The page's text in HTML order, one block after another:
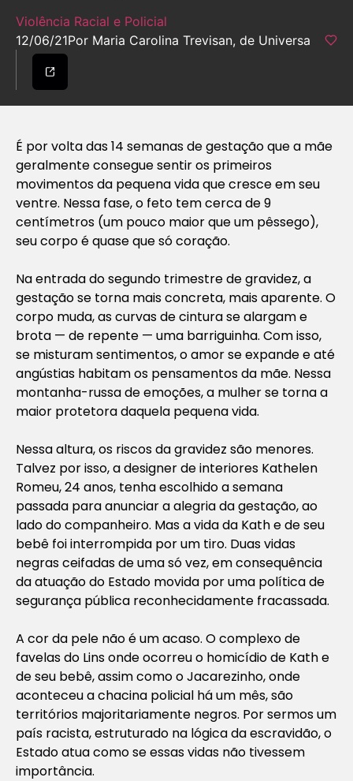
Violência Racial e Policial
12/06/21Por Maria Carolina Trevisan, de Universa
É por volta das 14 semanas de gestação que a mãe
geralmente consegue sentir os primeiros
movimentos da pequena vida que cresce em seu
ventre. Nessa fase, o feto tem cerca de 9
centímetros (um pouco maior que um pêssego),
seu corpo é quase que só coração.
Na entrada do segundo trimestre de gravidez, a
gestação se torna mais concreta, mais aparente. O
corpo muda, as curvas de cintura se alargam e
brota — de repente — uma barriguinha. Com isso,
se misturam sentimentos, o amor se expande e até
angústias habitam os pensamentos da mãe. Nessa
montanha-russa de emoções, a mulher se torna a
maior protetora daquela pequena vida.
Nessa altura, os riscos da gravidez são menores.
Talvez por isso, a designer de interiores Kathelen
Romeu, 24 anos, tenha escolhido a semana
passada para anunciar a alegria da gestação, ao
lado do companheiro. Mas a vida da Kath e de seu
bebê foi interrompida por um tiro. Duas vidas
negras ceifadas de uma só vez, em consequência
da atuação do Estado movida por uma política de
segurança pública reconhecidamente fracassada.
A cor da pele não é um acaso. O complexo de
favelas do Lins onde ocorreu o homicídio de Kath e
de seu bebê, assim como o Jacarezinho, onde
aconteceu a chacina policial há um mês, são
territórios majoritariamente negros. Por sermos um
país racista, estruturado na lógica da escravidão, o
Estado atua como se essas vidas não tivessem
importância.